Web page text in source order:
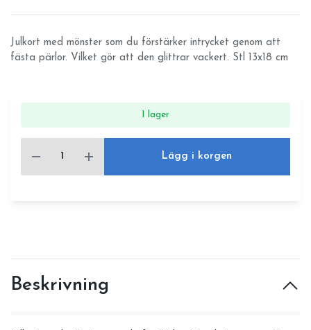
Julkort med mönster som du förstärker intrycket genom att
fästa pärlor. Vilket gör att den glittrar vackert. Stl 13x18 cm
I lager
Lägg i korgen
Beskrivning